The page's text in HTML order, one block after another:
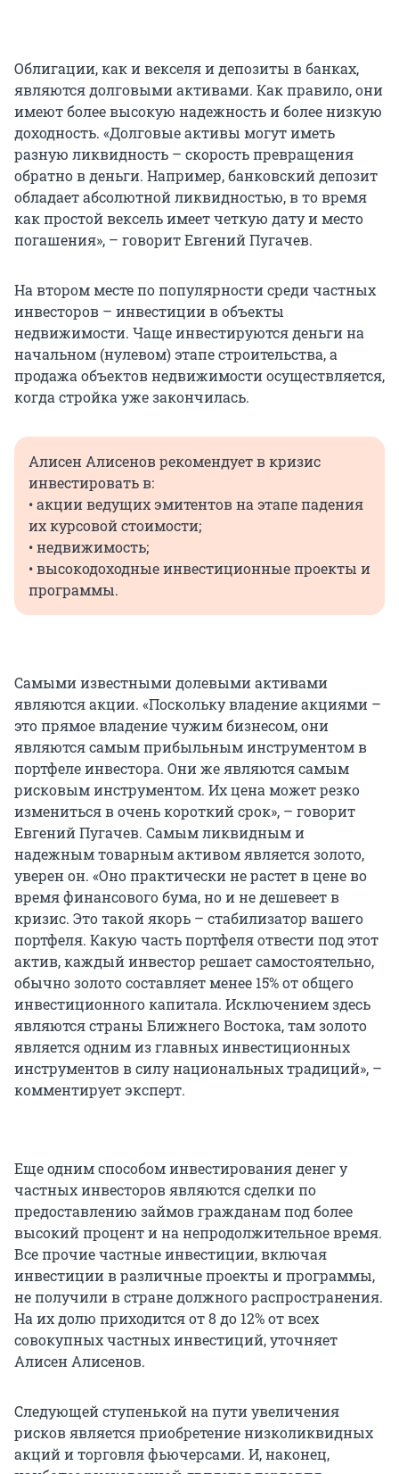
Облигации, как и векселя и депозиты в банках,
являются долговыми активами. Как правило, они
имеют более высокую надежность и более низкую
доходность. «Долговые активы могут иметь
разную ликвидность – скорость превращения
обратно в деньги. Например, банковский депозит
обладает абсолютной ликвидностью, в то время
как простой вексель имеет четкую дату и место
погашения», – говорит Евгений Пугачев.
На втором месте по популярности среди частных
инвесторов – инвестиции в объекты
недвижимости. Чаще инвестируются деньги на
начальном (нулевом) этапе строительства, а
продажа объектов недвижимости осуществляется,
когда стройка уже закончилась.
Алисен Алисенов рекомендует в кризис
инвестировать в:
• акции ведущих эмитентов на этапе падения
их курсовой стоимости;
• недвижимость;
• высокодоходные инвестиционные проекты и
программы.
Самыми известными долевыми активами
являются акции. «Поскольку владение акциями –
это прямое владение чужим бизнесом, они
являются самым прибыльным инструментом в
портфеле инвестора. Они же являются самым
рисковым инструментом. Их цена может резко
измениться в очень короткий срок», – говорит
Евгений Пугачев. Самым ликвидным и
надежным товарным активом является золото,
уверен он. «Оно практически не растет в цене во
время финансового бума, но и не дешевеет в
кризис. Это такой якорь – стабилизатор вашего
портфеля. Какую часть портфеля отвести под этот
актив, каждый инвестор решает самостоятельно,
обычно золото составляет менее 15% от общего
инвестиционного капитала. Исключением здесь
являются страны Ближнего Востока, там золото
является одним из главных инвестиционных
инструментов в силу национальных традиций», –
комментирует эксперт.
Еще одним способом инвестирования денег у
частных инвесторов являются сделки по
предоставлению займов гражданам под более
высокий процент и на непродолжительное время.
Все прочие частные инвестиции, включая
инвестиции в различные проекты и программы,
не получили в стране должного распространения.
На их долю приходится от 8 до 12% от всех
совокупных частных инвестиций, уточняет
Алисен Алисенов.
Следующей ступенькой на пути увеличения
рисков является приобретение низколиквидных
акций и торговля фьючерсами. И, наконец,